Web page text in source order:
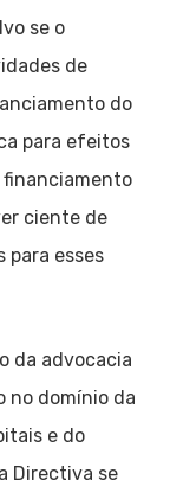
se o
de
do
para efeitos
financiamento
ciente de
para esses
da advocacia
no domínio da
e do
Directiva se